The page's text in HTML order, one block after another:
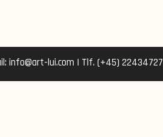
info@art-lui.com | Tlf. (+45) 22434727